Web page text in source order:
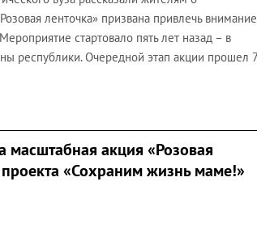
ленточка» призвана привлечь внимание
стартовало пять лет назад – в
республики. Очередной этап акции прошел 7
масштабная акция «Розовая
«Сохраним жизнь маме!»